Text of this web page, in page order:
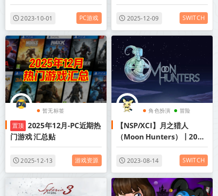
2023-10-01 PC游戏 2025-12-09 SWITCH
暂无标签
置顶 2025年12月-PC近期热
门游戏 汇总贴
2025-12-13 游戏资源
角色扮演 冒险
nsp
【NSP/XCI】月之猎人
（Moon Hunters）丨2017
年switch游戏丨阿里云盘/
百度网盘
2023-08-14 SWITCH